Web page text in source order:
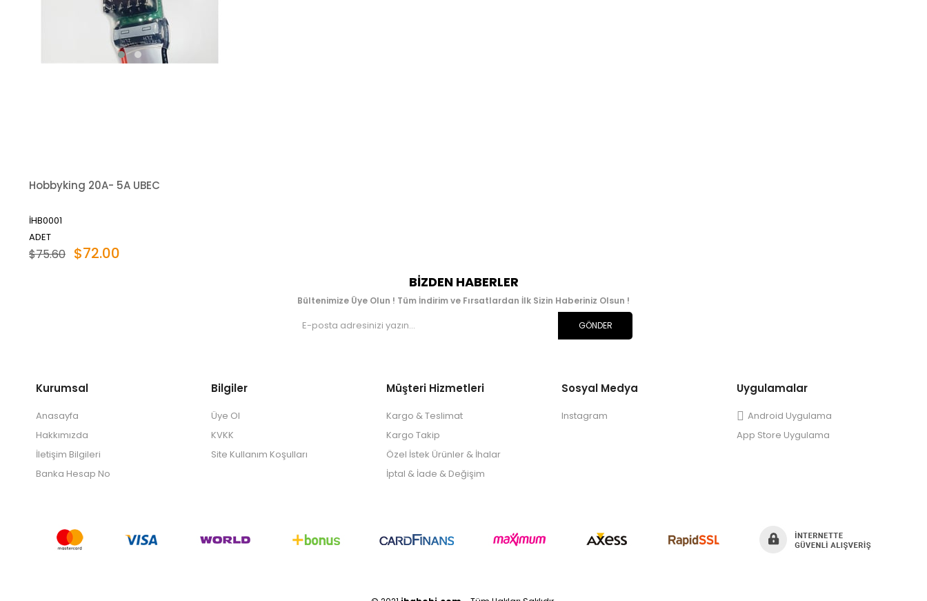
Hobbyking 20A- 5A UBEC
İHB0001
ADET
$72.00
$75.60
BIZDEN HABERLER
Bültenimize Üye Olun ! Tüm İndirim ve Fırsatlardan İlk Sizin Haberiniz Olsun !
GÖNDER
Kurumsal
Anasayfa
Hakkımızda
İletişim Bilgileri
Banka Hesap No
Bilgiler
Üye Ol
KVKK
Site Kullanım Koşulları
Müşteri Hizmetleri
Kargo & Teslimat
Kargo Takip
Özel İstek Ürünler & İhalar
İptal & İade & Değişim
Sosyal Medya
Instagram
Uygulamalar
Android Uygulama
App Store Uygulama